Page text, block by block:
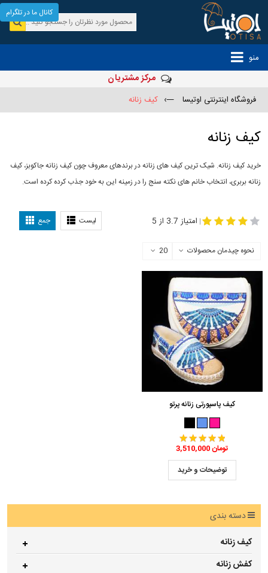
منو
مرکز مشتریان
فروشگاه اینترنتی اوتیسا —› کیف زنانه
کیف زنانه
خرید کیف زنانه. شیک ترین کیف های زنانه در برندهای معروف چون کیف زنانه جاکوبز، کیف
زنانه بربری، انتخاب خانم های نکته سنج را در زمینه این به خود جذب کرده کرده است.
لیست جمع | امتیاز 3.7 از 5
نحوه چیدمان محصولات 20
کیف پاسپورتی زنانه پرتو
3,510,000 تومان
توضیحات و خرید
دسته بندی
کیف زنانه
کفش زنانه
کانال ما در تلگرام